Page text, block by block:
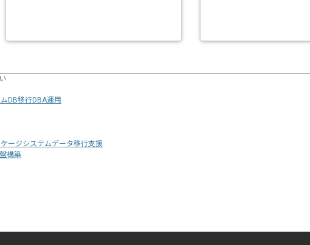
DB移行DBA運用
ージシステムデータ移行支援
構築